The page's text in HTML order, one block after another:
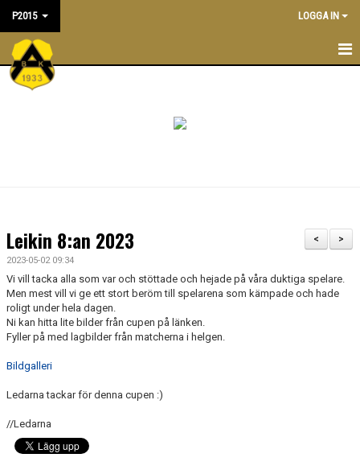
P2015 LOGGA IN
P2015
LEDARE/TRÄNARE
MATCHER
BILDGALLERI
>
<
Leikin 8:an 2023
2023-05-02 09:34
Vi vill tacka alla som var och stöttade och hejade på våra duktiga spelare.
Men mest vill vi ge ett stort beröm till spelarena som kämpade och hade
roligt under hela dagen.
Ni kan hitta lite bilder från cupen på länken.
Fyller på med lagbilder från matcherna i helgen.
Bildgalleri
Ledarna tackar för denna cupen :)
//Ledarna